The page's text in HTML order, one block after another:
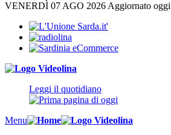
VENERDÌ 07 AGO 2026 Aggiornato
Leggi il quotidiano
Menu